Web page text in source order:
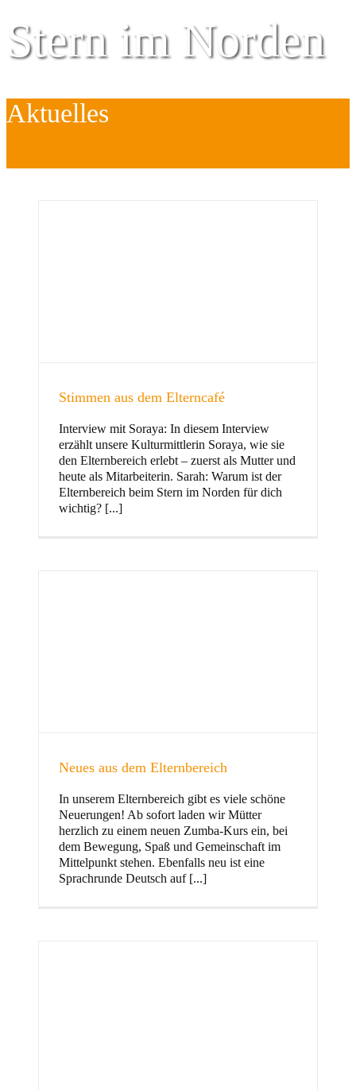
Stern im Norden
Zentrum für
und Familie
Kinder
Aktuelles
Stimmen aus dem Elterncafé
Interview mit Soraya: In diesem Interview
erzählt unsere Kulturmittlerin Soraya, wie sie
den Elternbereich erlebt – zuerst als Mutter und
heute als Mitarbeiterin. Sarah: Warum ist der
Elternbereich beim Stern im Norden für dich
wichtig? [...]
Neues aus dem Elternbereich
In unserem Elternbereich gibt es viele schöne
Neuerungen! Ab sofort laden wir Mütter
herzlich zu einem neuen Zumba-Kurs ein, bei
dem Bewegung, Spaß und Gemeinschaft im
Mittelpunkt stehen. Ebenfalls neu ist eine
Sprachrunde Deutsch auf [...]